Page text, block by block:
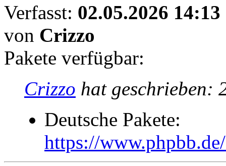
Verfasst: 02.05.2026 14:13
von Crizzo
Pakete verfügbar:
Crizzo hat geschrieben:
Deutsche Pakete:
https://